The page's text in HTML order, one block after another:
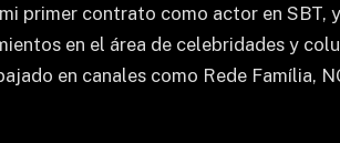
primer contrato como actor en SBT,
en el área de celebridades y
en canales como Rede Família,